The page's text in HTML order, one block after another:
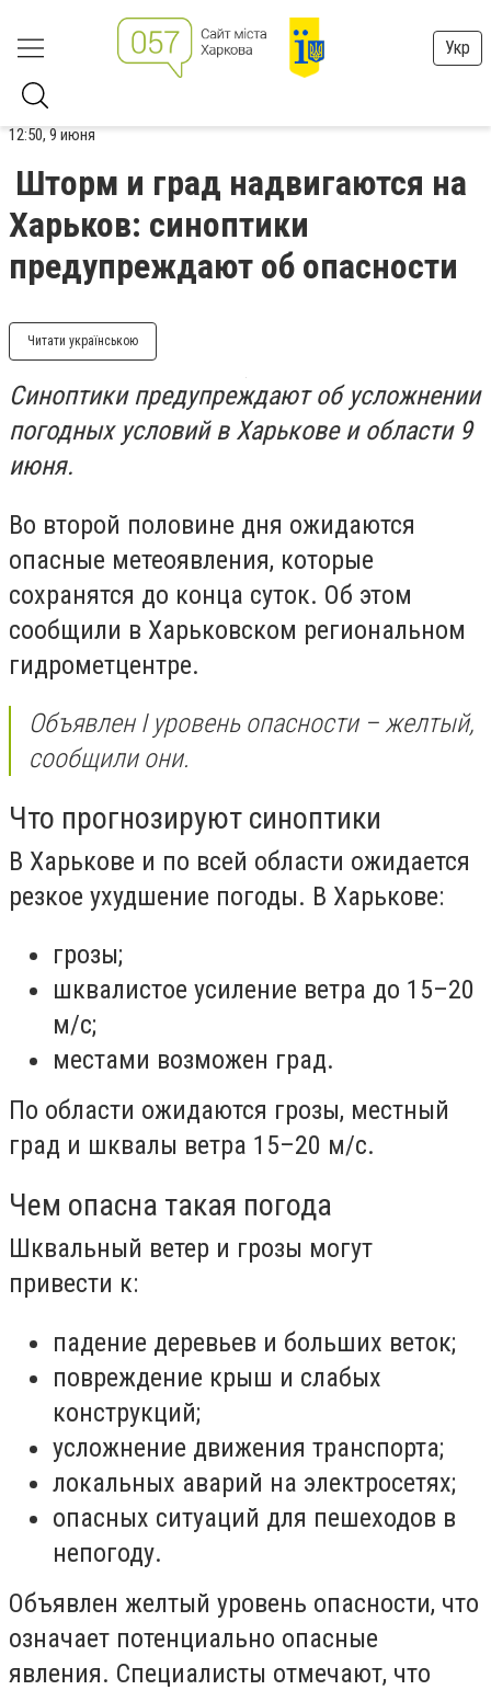
Укр
12:50, 9 июня
Шторм и град надвигаются на
Харьков: синоптики
предупреждают об опасности
Читати українською
Синоптики предупреждают об усложнении
погодных условий в Харькове и области 9
июня.
Во второй половине дня ожидаются
опасные метеоявления, которые
сохранятся до конца суток. Об этом
сообщили в Харьковском региональном
гидрометцентре.
Объявлен I уровень опасности – желтый,
сообщили они.
Что прогнозируют синоптики
В Харькове и по всей области ожидается
резкое ухудшение погоды. В Харькове:
грозы;
шквалистое усиление ветра до 15–20
м/с;
местами возможен град.
По области ожидаются грозы, местный
град и шквалы ветра 15–20 м/с.
Чем опасна такая погода
Шквальный ветер и грозы могут
привести к:
падение деревьев и больших веток;
повреждение крыш и слабых
конструкций;
усложнение движения транспорта;
локальных аварий на электросетях;
опасных ситуаций для пешеходов в
непогоду.
Объявлен желтый уровень опасности, что
означает потенциально опасные
явления. Специалисты отмечают, что